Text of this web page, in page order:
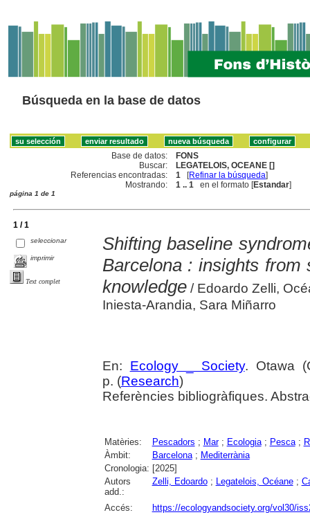
Búsqueda en la base de datos
Base de datos:
FONS
Buscar:
LEGATELOIS, OCEANE []
Referencias encontradas:
1 [Refinar la búsqueda]
Mostrando:
1 .. 1 en el formato [Estandar]
página 1 de 1
1 / 1
seleccionar
imprimir
Text complet
Shifting baseline
Barcelona : insights from
knowledge/ Edoardo Zelli,
Iniesta-Arandia, Sara Miñarro
En: Ecology _ Society. Otawa
p. (Research)
Referències bibliogràfiques.
Matèries: Pescadors ; Mar; Ecologia; Pesca;
Àmbit:
Barcelona; Mediterrània
Cronologia: [2025]
Autors
add.:
Zelli, Edoardo; Legatelois, Océane;
Accés: https://ecologyandsociety.org/vol30/